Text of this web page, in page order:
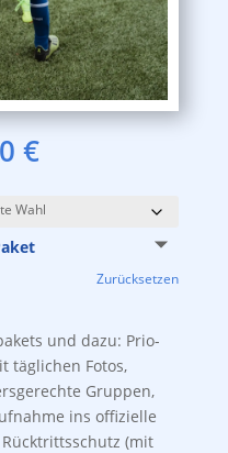
€
Versandkosten
oben auf dieser Seite.)
Zurücksetzen
und dazu: Prio-
täglichen Fotos,
Gruppen,
ins offizielle
(mit